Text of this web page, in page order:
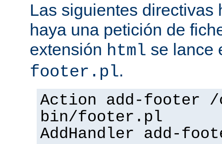
Las siguientes directivas
haya una petición de
extensión html se lance
footer.pl.
Action add-footer
bin/footer.pl
AddHandler add-